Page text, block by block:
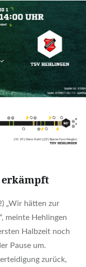
erkämpft
„Wir hätten zur
meinte Hehlingen
Halbzeit noch
Pause um.
zurück,